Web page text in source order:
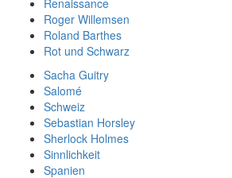
Roger Willemsen
Roland Barthes
Rot und Schwarz
Sacha Guitry
Salomé
Schweiz
Sebastian Horsley
Sherlock Holmes
Sinnlichkeit
Spanien